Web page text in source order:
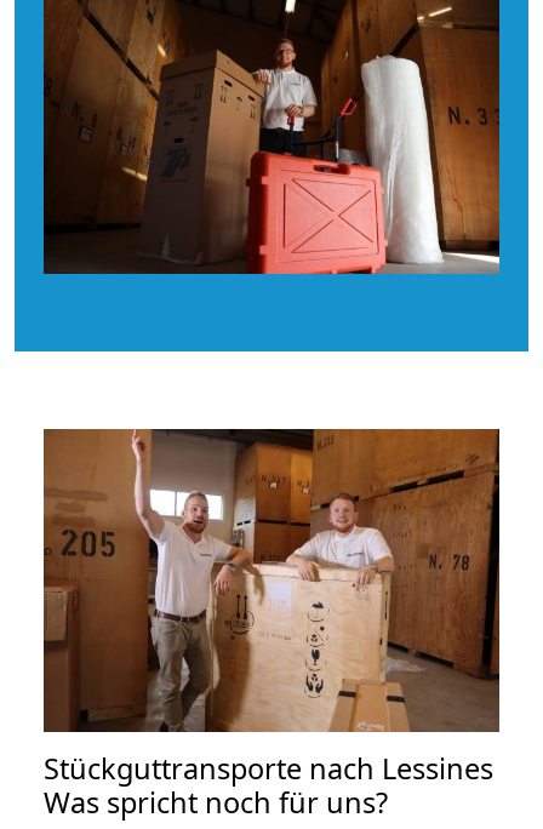
Stückguttransporte nach Lessines
Was spricht noch für uns?